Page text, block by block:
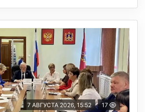
7 АВГУСТА 2026, 15:52 17